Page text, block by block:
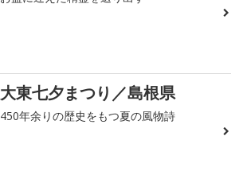
大東七夕まつり／島根県
450年余りの歴史をもつ夏の風物詩